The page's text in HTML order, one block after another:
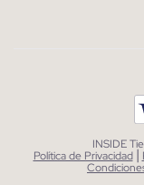
INSIDE
Política de Privacidad |